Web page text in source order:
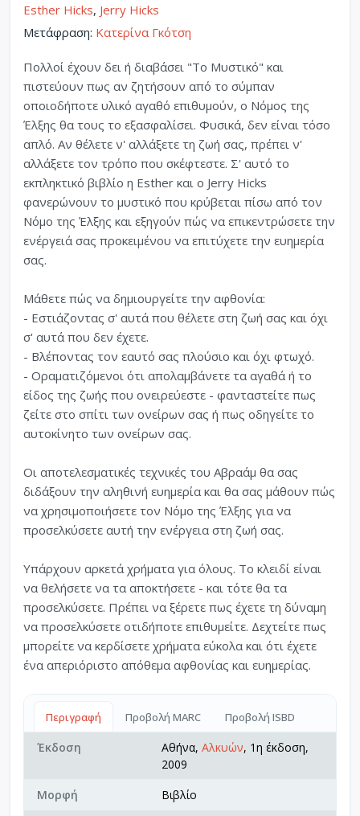
Esther Hicks, Jerry Hicks
Μετάφραση: Κατερίνα Γκότση
Πολλοί έχουν δει ή διαβάσει "Το Μυστικό" και
πιστεύουν πως αν ζητήσουν από το σύμπαν
οποιοδήποτε υλικό αγαθό επιθυμούν, ο Νόμος της
Έλξης θα τους το εξασφαλίσει. Φυσικά, δεν είναι τόσο
απλό. Αν θέλετε ν' αλλάξετε τη ζωή σας, πρέπει ν'
αλλάξετε τον τρόπο που σκέφτεστε. Σ' αυτό το
εκπληκτικό βιβλίο η Esther και ο Jerry Hicks
φανερώνουν το μυστικό που κρύβεται πίσω από τον
Νόμο της Έλξης και εξηγούν πώς να επικεντρώσετε την
ενέργειά σας προκειμένου να επιτύχετε την ευημερία
σας.
Μάθετε πώς να δημιουργείτε την αφθονία:
- Εστιάζοντας σ' αυτά που θέλετε στη ζωή σας και όχι
σ' αυτά που δεν έχετε.
- Βλέποντας τον εαυτό σας πλούσιο και όχι φτωχό.
- Οραματιζόμενοι ότι απολαμβάνετε τα αγαθά ή το
είδος της ζωής που ονειρεύεστε - φανταστείτε πως
ζείτε στο σπίτι των ονείρων σας ή πως οδηγείτε το
αυτοκίνητο των ονείρων σας.
Οι αποτελεσματικές τεχνικές του Αβραάμ θα σας
διδάξουν την αληθινή ευημερία και θα σας μάθουν πώς
να χρησιμοποιήσετε τον Νόμο της Έλξης για να
προσελκύσετε αυτή την ενέργεια στη ζωή σας.
Υπάρχουν αρκετά χρήματα για όλους. Το κλειδί είναι
να θελήσετε να τα αποκτήσετε - και τότε θα τα
προσελκύσετε. Πρέπει να ξέρετε πως έχετε τη δύναμη
να προσελκύσετε οτιδήποτε επιθυμείτε. Δεχτείτε πως
μπορείτε να κερδίσετε χρήματα εύκολα και ότι έχετε
ένα απεριόριστο απόθεμα αφθονίας και ευημερίας.
Περιγραφή Προβολή MARC Προβολή ISBD
Έκδοση Αθήνα, Αλκυών, 1η έκδοση,
2009
Μορφή
Βιβλίο